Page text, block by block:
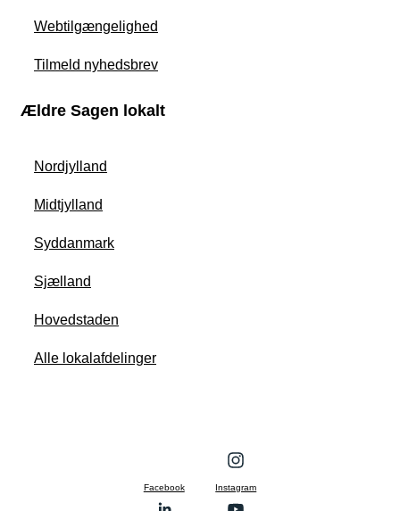
Webtilgængelighed
Tilmeld nyhedsbrev
Ældre Sagen lokalt
Nordjylland
Midtjylland
Syddanmark
Sjælland
Hovedstaden
Alle lokalafdelinger
Facebook Instagram